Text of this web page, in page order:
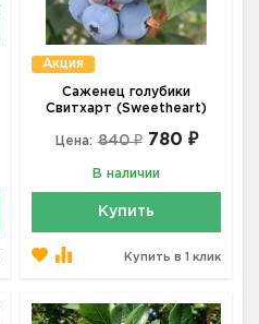
Акция
Саженец голубики
Свитхарт (Sweetheart)
Цена: 840 ₽ 780 ₽
В наличии
Купить
Купить в 1 клик